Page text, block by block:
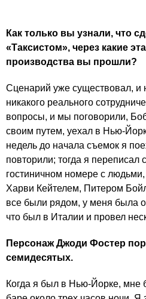
Как только вы узнали, что
«Таксистом», через какие
производства вы прошли?
Сценарий уже существовал, и
никакого реального
вопросы, и мы поговорили,
своим путем, уехал в Нью-
недель до начала съемок я
повторили; тогда я переписал
гостиничном номере с
Харви Кейтелем, Питером
все были рядом, у меня была
что был в Италии и провел
Персонаж Джоди Фостер
семидесятых.
Когда я был в Нью-Йорке, мне